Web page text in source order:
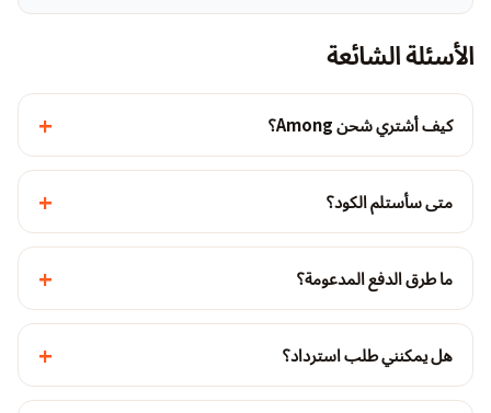
الأسئلة الشائعة
كيف أشتري شحن Among؟ +
متى سأستلم الكود؟ +
ما طرق الدفع المدعومة؟ +
هل يمكنني طلب استرداد؟ +